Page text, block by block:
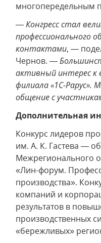
многопередельным
—Конгресс стал
профессионального
контактами, —
Чернов. —
активный интерес к
филиала «1С-
общение с
Дополнительная
Конкурс лидеров
им. А. К. Гастева —
Межрегионального
«Лин-форум.
производства».
компаний и
результатов в
производственных
«бережливых»